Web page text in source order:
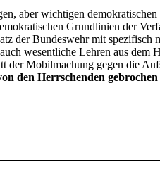
aber wichtigen
Grundlinien der
der Bundeswehr mit
wesentliche Lehren aus
der Mobilmachung gegen die
den Herrschenden